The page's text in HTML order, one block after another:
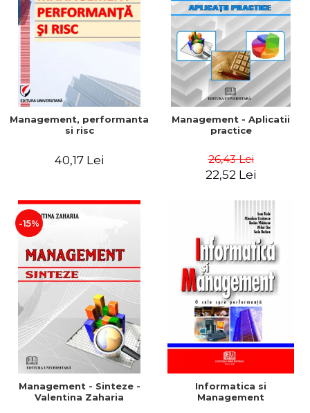
Management, performanta
si risc
40,17 Lei
Management - Aplicatii
practice
26,43 Lei
22,52 Lei
-15%
Management - Sinteze -
Valentina Zaharia
Informatica si
Management